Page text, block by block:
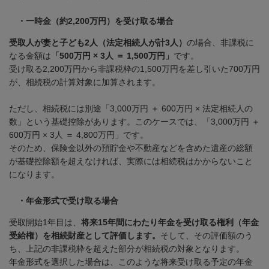
・一時金（約2,200万円）を受け取る場合
受取人が妻と子ども2人（法定相続人が計3人） の場合、非課税に
なる金額は 「500万円 × 3人 ＝ 1,500万円」 です。
受け取る2,200万円から非課税枠の1,500万円を差し引いた700万円
が、相続税の計算対象に加算されます。
ただし、相続税には別途「 3,000万円 ＋ 600万円 × 法定相続人の
数」という基礎控除があります。このケースでは、「 3,000万円 ＋
600万円 × 3 人 ＝ 4,800万円」です。
そのため、保険金以外の預貯金や不動産などを含めた遺産の総額
が基礎控除額を超えなければ、実際には相続税はかからないこと
になります。
・年金形式で受け取る場合
受取開始1年目は、 将来15年間にわたり年金を受け取る権利（年金
受給権）を相続財産として評価します。 そして、その評価額のう
ち、上記の非課税枠を超えた部分が相続税の対象となります。
年金形式を選択した場合は、このような将来受け取る予定の年金